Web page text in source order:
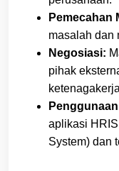
Pemecahan
masalah dan
Negosiasi:
pihak
aplikasi
System) dan